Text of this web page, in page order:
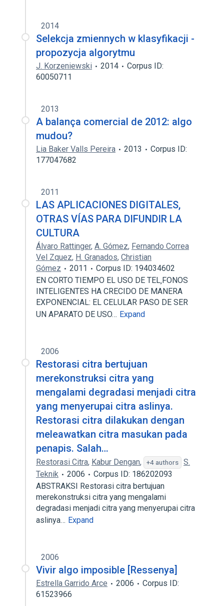
2014
Selekcja zmiennych w klasyfikacji -
propozycja algorytmu
J. Korzeniewski 2014
Corpus ID:
60050711
2013
A balança comercial de 2012: algo
mudou?
Lia Baker Valls Pereira 2013
Corpus ID:
177047682
2011
LAS APLICACIONES DIGITALES,
OTRAS VÍAS PARA DIFUNDIR LA
CULTURA
Álvaro Rattinger, A. Gómez, Fernando Correa
Vel Zquez, H. Granados, Christian
Gómez
2011
Corpus ID: 194034602
EN CORTO TIEMPO EL USO DE TEL‚FONOS
INTELIGENTES HA CRECIDO DE MANERA
EXPONENCIAL: EL CELULAR PASO DE SER
UN APARATO DE USO… Expand
2006
Restorasi citra bertujuan
merekonstruksi citra yang
mengalami degradasi menjadi citra
yang menyerupai citra aslinya.
Restorasi citra dilakukan dengan
meleawatkan citra masukan pada
penapis. Salah…
Restorasi Citra, Kabur Dengan, +4 authors
S.
Teknik
2006
Corpus ID: 186202093
ABSTRAKSI Restorasi citra bertujuan
merekonstruksi citra yang mengalami
degradasi menjadi citra yang menyerupai citra
aslinya… Expand
2006
Vivir algo imposible [Ressenya]
Estrella Garrido Arce 2006
Corpus ID:
61523966